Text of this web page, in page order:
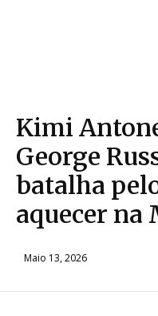
Kimi
George
batalha
aquecer na
Maio 13, 2026